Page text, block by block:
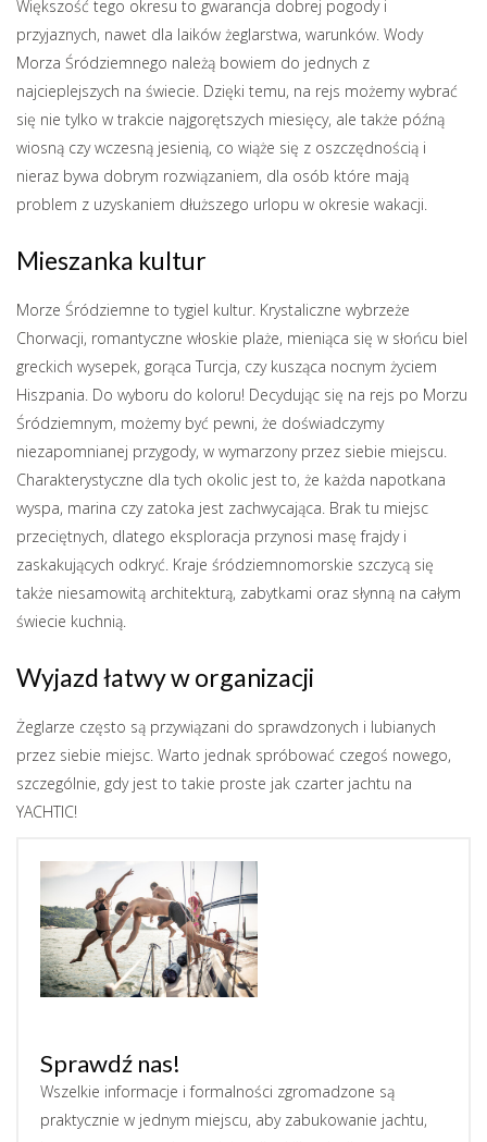
Większość tego okresu to gwarancja dobrej pogody i
przyjaznych, nawet dla laików żeglarstwa, warunków. Wody
Morza Śródziemnego należą bowiem do jednych z
najcieplejszych na świecie. Dzięki temu, na rejs możemy wybrać
się nie tylko w trakcie najgorętszych miesięcy, ale także późną
wiosną czy wczesną jesienią, co wiąże się z oszczędnością i
nieraz bywa dobrym rozwiązaniem, dla osób które mają
problem z uzyskaniem dłuższego urlopu w okresie wakacji.
Mieszanka kultur
Morze Śródziemne to tygiel kultur. Krystaliczne wybrzeże
Chorwacji, romantyczne włoskie plaże, mieniąca się w słońcu biel
greckich wysepek, gorąca Turcja, czy kusząca nocnym życiem
Hiszpania. Do wyboru do koloru! Decydując się na rejs po Morzu
Śródziemnym, możemy być pewni, że doświadczymy
niezapomnianej przygody, w wymarzony przez siebie miejscu.
Charakterystyczne dla tych okolic jest to, że każda napotkana
wyspa, marina czy zatoka jest zachwycająca. Brak tu miejsc
przeciętnych, dlatego eksploracja przynosi masę frajdy i
zaskakujących odkryć. Kraje śródziemnomorskie szczycą się
także niesamowitą architekturą, zabytkami oraz słynną na całym
świecie kuchnią.
Wyjazd łatwy w organizacji
Żeglarze często są przywiązani do sprawdzonych i lubianych
przez siebie miejsc. Warto jednak spróbować czegoś nowego,
szczególnie, gdy jest to takie proste jak czarter jachtu na
YACHTIC!
Sprawdź nas!
Wszelkie informacje i formalności zgromadzone są
praktycznie w jednym miejscu, aby zabukowanie jachtu,